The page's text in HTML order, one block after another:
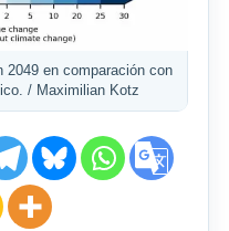
2049 en comparación con
/ Maximilian Kotz